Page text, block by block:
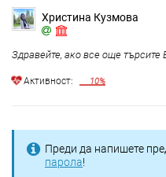
Христина Кузмова
Здравейте, ако все още
Aктивност: 10%
Преди да напишете
парола!